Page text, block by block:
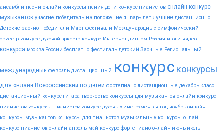
ансамбли песни онлайн конкурсы пения дети конкурс пианистов онлайн конкурс
музыкантов участие победитель на положение январь лет лучшие дистанционно
Детские заочно победители Март фестивали Международные симфонический
оркестр конкурс духовой оркестр конкурс Интернет диплом Россия итоги видео
конкурса москва России бесплатно фестиваль детский Заочные Региональный
международный февраль дистанционный конкурс конкурсы
для онлайн Всероссийский по детей фортепиано дистанционные декабрь класс
дистанционный конкурс гитара творчество конкурсы для музыкантов онлайн конкурс
пианистов конкурсы пианистов конкурс духовых инструментов год ноябрь онлайн
конкурсы музыкантов конкурсы для пианистов музыкальные конкурсы онлайн
конкурс пианистов онлайн апрель май конкурс фортепиано онлайн июнь июль